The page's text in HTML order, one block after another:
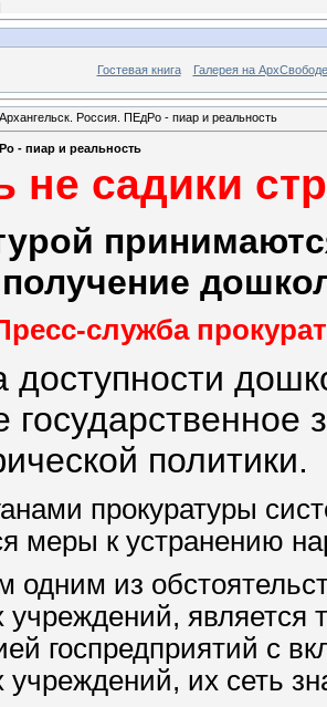
Гостевая книга Галерея на АрхСвободе
Россия. ПЕдРо - пиар и реальность
- пиар и реальность
не садики
служба
государственное
политики.
прокуратуры
меры к устранению
одним из
является
госпредприятий с
их сеть